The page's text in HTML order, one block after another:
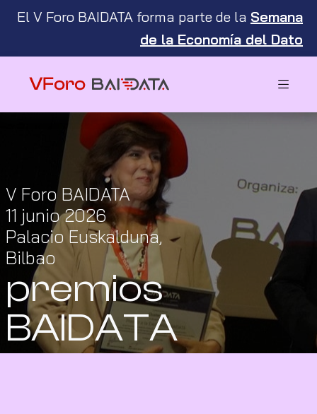
El V Foro BAIDATA forma parte de la Semana
de la Economía del Dato
V Foro BAIDATA
11 junio 2026
Palacio Euskalduna,
Bilbao
premios
BAIDATA